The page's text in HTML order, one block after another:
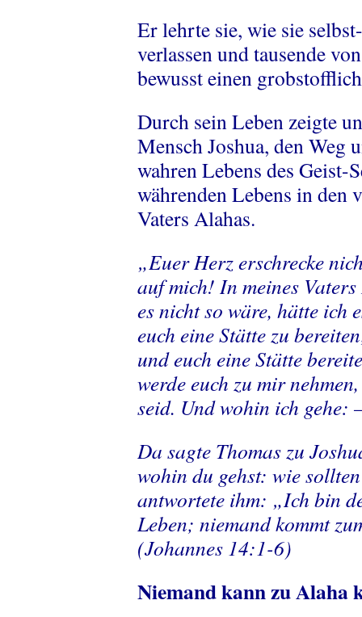
Er lehrte sie, wie sie
verlassen und tausende
bewusst einen
Durch sein Leben zeigte
Mensch Joshua, den Weg
wahren Lebens des Geist-
währenden Lebens in den
Vaters Alahas.
„Euer Herz erschrecke
auf mich! In meines
es nicht so wäre, hätte ich
euch eine Stätte zu
und euch eine Stätte
werde euch zu mir
seid. Und wohin ich gehe:
Da sagte Thomas zu
wohin du gehst: wie
antwortete ihm: „Ich bin
Leben; niemand kommt
(Johannes 14:1-6)
Niemand kann zu Alaha